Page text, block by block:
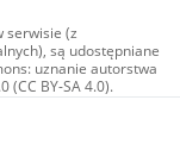
serwisie (z
są udostępniane
uznanie autorstwa
(CC BY-SA 4.0).
zdjęcia, materiały
licencji typu
użycie